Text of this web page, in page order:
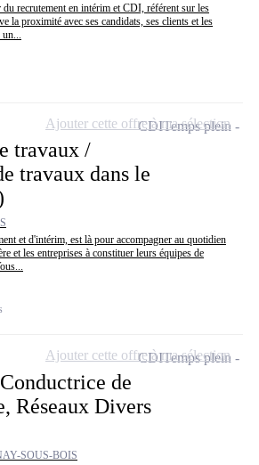
recrutement en intérim et CDI, référent sur les
la proximité avec ses candidats, ses clients et les
travaux /
travaux dans le
et d'intérim, est là pour accompagner au quotidien
et les entreprises à constituer leurs équipes de
CDITemps plein
Ajouter cette offre à ma sélection
de
Réseaux Divers
SOUS-BOIS
CDITemps plein
Ajouter cette offre à ma sélection